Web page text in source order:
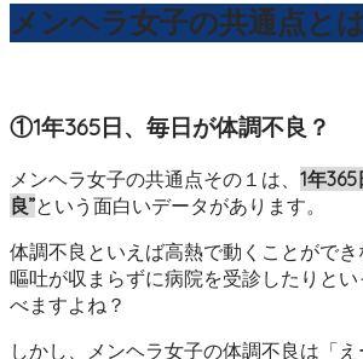
メンヘラ女子の共通点と
①1年365日、毎日が体調不良？
メンヘラ女子の共通点その１は、 1年
良”という面白いデータがあります。
体調不良といえば高熱で動くことがで
嘔吐が収まらずに病院を受診したりと
べますよね？
しかし、メンヘラ女子の体調不良は「え